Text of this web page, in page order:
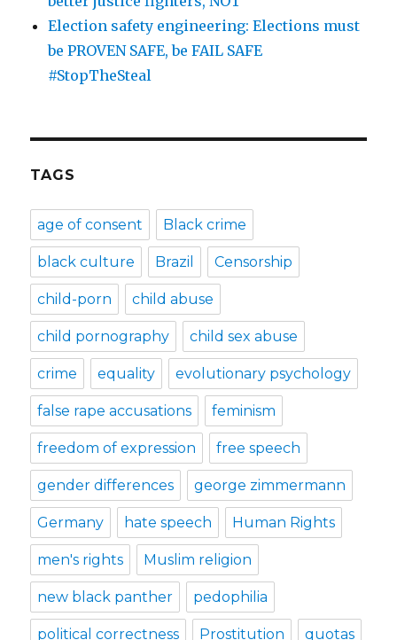
Election safety engineering: Elections must
be PROVEN SAFE, be FAIL SAFE
#StopTheSteal
TAGS
age of consent Black crime
black culture Brazil Censorship
child-porn child abuse
child pornography child sex abuse
crime equality evolutionary psychology
false rape accusations feminism
freedom of expression free speech
gender differences george zimmermann
Germany hate speech Human Rights
men's rights Muslim religion
new black panther pedophilia
political correctness Prostitution quotas